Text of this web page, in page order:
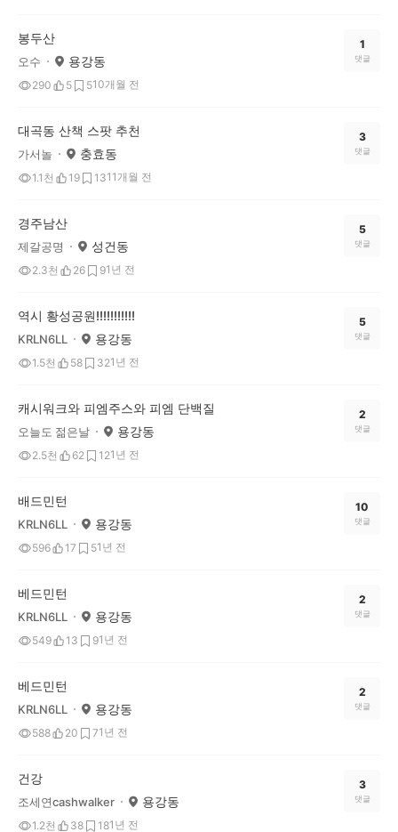
봉두산
오수 용강동
290 5 510개월 전
1
댓글
대곡동 산책 스팟 추천
가서놀 충효동
1.1천 19 1311개월 전
3
댓글
경주남산
제갈공명 성건동
2.3천 26 91년 전
5
댓글
역시 황성공원!!!!!!!!!!!
KRLN6LL 용강동
1.5천 58 321년 전
5
댓글
캐시워크와 피엠주스와 피엠 단백질
오늘도 젊은날 용강동
2.5천 62 121년 전
2
댓글
배드민턴
KRLN6LL 용강동
596 17 51년 전
10
댓글
베드민턴
KRLN6LL 용강동
549 13 91년 전
2
댓글
베드민턴
KRLN6LL 용강동
588 20 71년 전
2
댓글
건강
조세연cashwalker 용강동
1.2천 38 181년 전
3
댓글